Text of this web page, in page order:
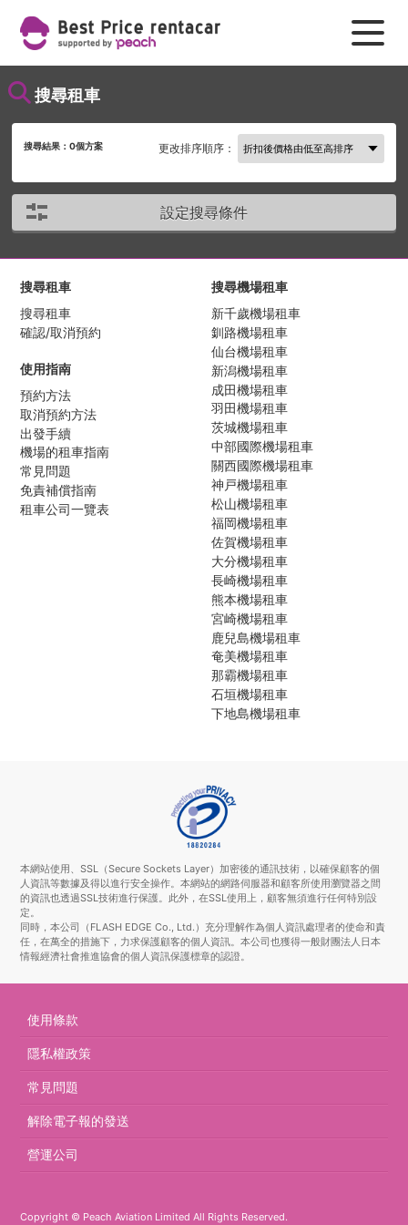
搜尋租車
搜尋結果：0個方案 更改排序順序：
設定搜尋條件
搜尋租車
搜尋租車
確認/取消預約
使用指南
預約方法
取消預約方法
出發手續
機場的租車指南
常見問題
免責補償指南
租車公司一覽表
搜尋機場租車
新千歲機場租車
釧路機場租車
仙台機場租車
新潟機場租車
成田機場租車
羽田機場租車
茨城機場租車
中部國際機場租車
關西國際機場租車
神戸機場租車
松山機場租車
福岡機場租車
佐賀機場租車
大分機場租車
長崎機場租車
熊本機場租車
宮崎機場租車
鹿兒島機場租車
奄美機場租車
那霸機場租車
石垣機場租車
下地島機場租車
本網站使用、SSL（Secure Sockets Layer）加密後的通訊技術，以確保顧客的個
人資訊等數據及得以進行安全操作。本網站的網路伺服器和顧客所使用瀏覽器之間
的資訊也透過SSL技術進行保護。此外，在SSL使用上，顧客無須進行任何特別設
定。
同時，本公司（FLASH EDGE Co., Ltd.）充分理解作為個人資訊處理者的使命和責
任，在萬全的措施下，力求保護顧客的個人資訊。本公司也獲得一般財團法人日本
情報經濟社會推進協會的個人資訊保護標章的認證。
使用條款
隱私權政策
常見問題
解除電子報的發送
營運公司
Copyright © Peach Aviation Limited All Rights Reserved.